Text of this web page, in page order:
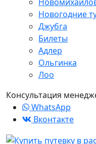
Новогодние
Джубга
Билеты
Адлер
Ольгинка
Лоо
Консультация
WhatsApp
Вконтакте